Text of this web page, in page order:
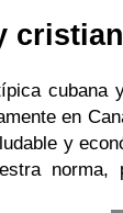
cubana
en
y
norma,